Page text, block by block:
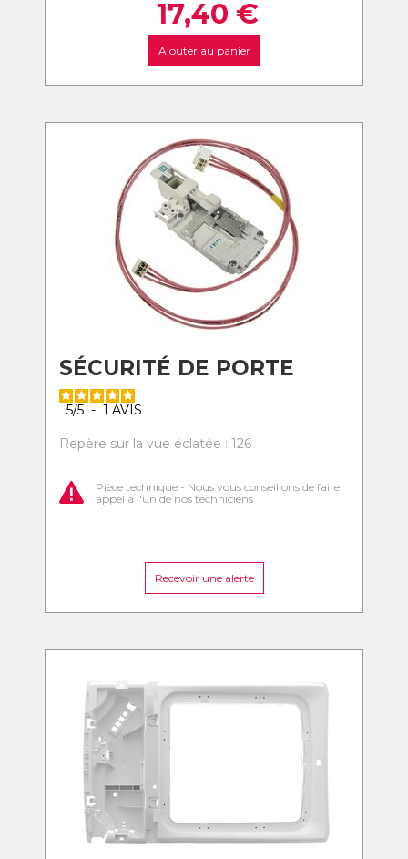
17,40 €
Ajouter au panier
SÉCURITÉ DE PORTE
5/5 - 1 AVIS
Repère sur la vue éclatée : 126
Pièce technique - Nous vous conseillons de faire
appel à l'un de nos techniciens
Recevoir une alerte